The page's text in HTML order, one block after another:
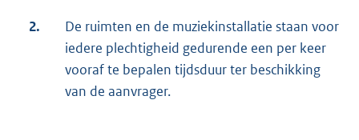
2.
De ruimten en de muziekinstallatie staan voor
iedere plechtigheid gedurende een per keer
vooraf te bepalen tijdsduur ter beschikking
van de aanvrager.